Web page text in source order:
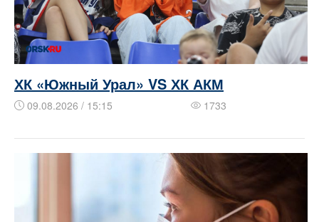
ХК «Южный Урал» VS ХК АКМ
09.08.2026 / 15:15 1733